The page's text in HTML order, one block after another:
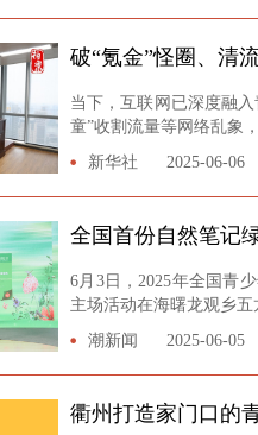
破“氪金”怪圈、清
当下，互联网已深度融
童”收割流量等网络乱象
新华社
2025-06-06
全国首份自然笔记
6月3日，2025年全国青
主场活动在海曙龙观乡
潮新闻
2025-06-05
衢州打造家门口的